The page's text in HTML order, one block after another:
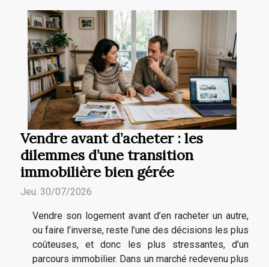
Vendre avant d’acheter : les
dilemmes d’une transition
immobilière bien gérée
Jeu. 30/07/2026
Vendre son logement avant d’en racheter un autre,
ou faire l’inverse, reste l’une des décisions les plus
coûteuses, et donc les plus stressantes, d’un
parcours immobilier. Dans un marché redevenu plus